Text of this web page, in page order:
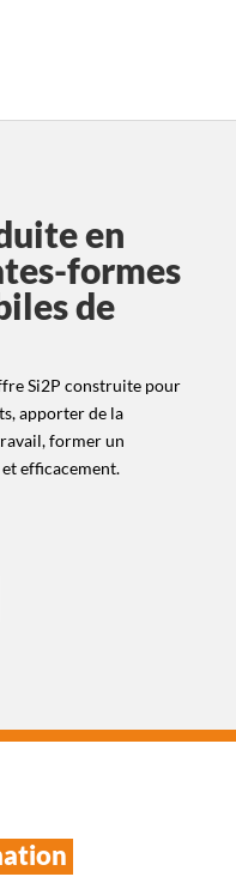
en
formes
de
Si2P construite pour
apporter de la
former un
efficacement.